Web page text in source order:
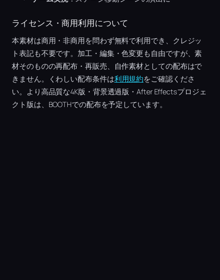
ライセンス・商用利用について
本素材は商用・非商用を問わず無料で利用でき、クレジッ
ト表記も不要です。加工・編集・色変更も自由ですが、素
材そのものの再配布・再販売、自作素材としての配布はで
きません。くわしい配布条件は利用規約をご確認くださ
い。より高品質な4K版・背景透過版・After Effectsプロジェ
クト版は、BOOTHでの配布を予定しています。